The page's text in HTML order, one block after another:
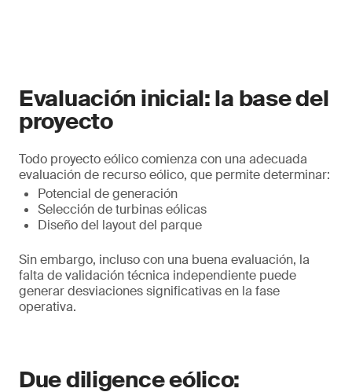
Evaluación inicial: la base del
proyecto
Todo proyecto eólico comienza con una adecuada
evaluación de recurso eólico, que permite determinar:
Potencial de generación
Selección de turbinas eólicas
Diseño del layout del parque
Sin embargo, incluso con una buena evaluación, la
falta de validación técnica independiente puede
generar desviaciones significativas en la fase
operativa.
Due diligence eólico: